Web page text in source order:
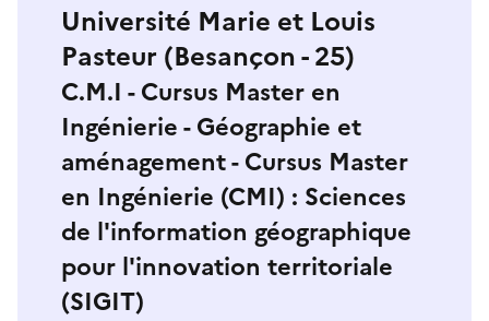
Université Marie et Louis
Pasteur (Besançon - 25)
C.M.I - Cursus Master en
Ingénierie - Géographie et
aménagement - Cursus Master
en Ingénierie (CMI) : Sciences
de l'information géographique
pour l'innovation territoriale
(SIGIT)